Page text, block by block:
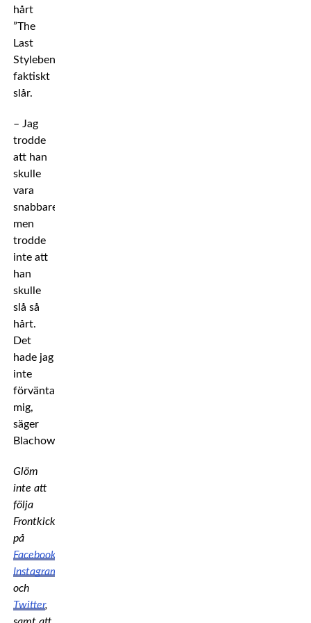
hårt
”The
Last
Stylebender”
faktiskt
slår.
– Jag
trodde
att han
skulle
vara
snabbare,
men
trodde
inte att
han
skulle
slå så
hårt.
Det
hade jag
inte
förväntat
mig,
säger
Blachowicz.
Glöm
inte att
följa
Frontkick
på
Facebook
Instagram
och
Twitter,